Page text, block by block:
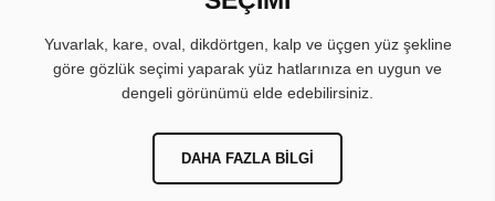
Yuvarlak, kare, oval, dikdörtgen, kalp ve üçgen yüz şekline
göre gözlük seçimi yaparak yüz hatlarınıza en uygun ve
dengeli görünümü elde edebilirsiniz.
DAHA FAZLA BILGI